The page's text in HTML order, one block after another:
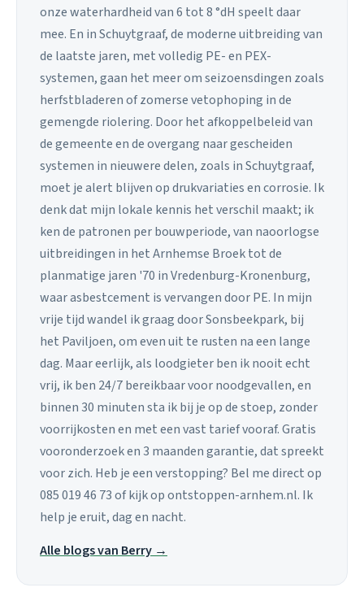
onze waterhardheid van 6 tot 8 °dH speelt daar
mee. En in Schuytgraaf, de moderne uitbreiding van
de laatste jaren, met volledig PE- en PEX-
systemen, gaan het meer om seizoensdingen zoals
herfstbladeren of zomerse vetophoping in de
gemengde riolering. Door het afkoppelbeleid van
de gemeente en de overgang naar gescheiden
systemen in nieuwere delen, zoals in Schuytgraaf,
moet je alert blijven op drukvariaties en corrosie. Ik
denk dat mijn lokale kennis het verschil maakt; ik
ken de patronen per bouwperiode, van naoorlogse
uitbreidingen in het Arnhemse Broek tot de
planmatige jaren '70 in Vredenburg-Kronenburg,
waar asbestcement is vervangen door PE. In mijn
vrije tijd wandel ik graag door Sonsbeekpark, bij
het Paviljoen, om even uit te rusten na een lange
dag. Maar eerlijk, als loodgieter ben ik nooit echt
vrij, ik ben 24/7 bereikbaar voor noodgevallen, en
binnen 30 minuten sta ik bij je op de stoep, zonder
voorrijkosten en met een vast tarief vooraf. Gratis
vooronderzoek en 3 maanden garantie, dat spreekt
voor zich. Heb je een verstopping? Bel me direct op
085 019 46 73 of kijk op ontstoppen-arnhem.nl. Ik
help je eruit, dag en nacht.
Alle blogs van Berry →